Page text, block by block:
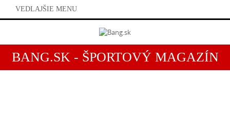
VEDLAJŠIE MENU
BANG.SK - ŠPORTOVÝ MAGAZÍN